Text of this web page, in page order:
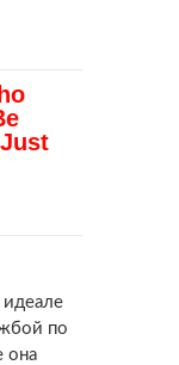
идеале
по
она